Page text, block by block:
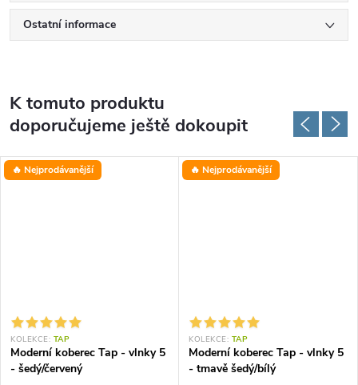
Ostatní informace
K tomuto produktu
doporučujeme ještě dokoupit
🔥 Nejprodávanější
KOLEKCE: TAP
Moderní koberec Tap - vlnky 5
- šedý/červený
🔥 Nejprodávanější
KOLEKCE: TAP
Moderní koberec Tap - vlnky 5
- tmavě šedý/bílý